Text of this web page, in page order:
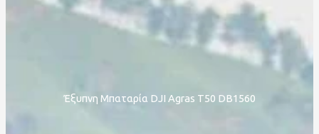
Έξυπνη Μπαταρία DJI Agras T50 DB1560